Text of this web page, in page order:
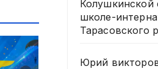
Колушкинской
школе-
Тарасовского
Юрий